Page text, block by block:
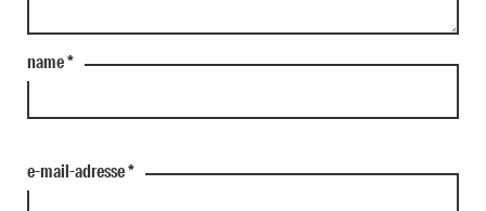
name*
e-mail-adresse*